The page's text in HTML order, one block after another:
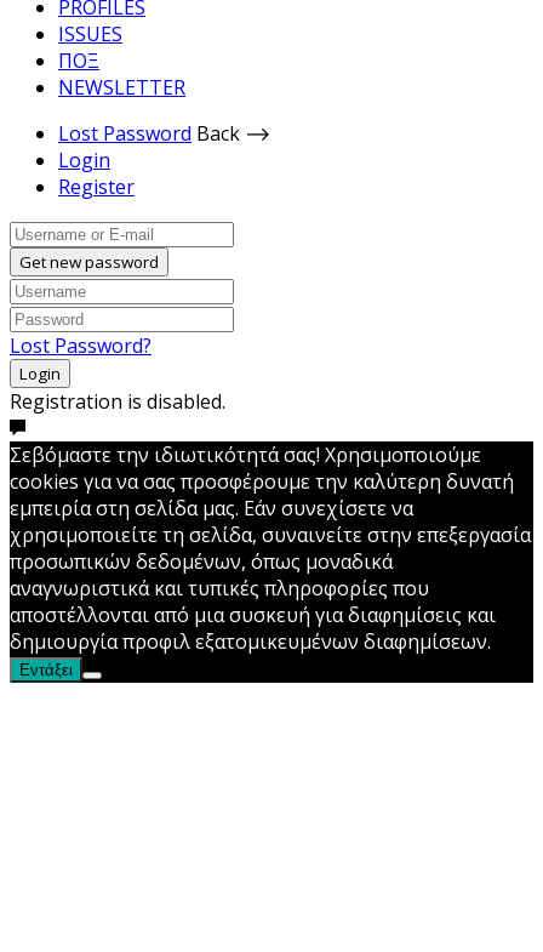
PROFILES
ISSUES
ΠΟΞ
NEWSLETTER
Lost Password Back ⟶
Login
Register
Get new password
Lost Password?
Login
Registration is disabled.
Σεβόμαστε την ιδιωτικότητά σας! Χρησιμοποιούμε
cookies για να σας προσφέρουμε την καλύτερη δυνατή
εμπειρία στη σελίδα μας. Εάν συνεχίσετε να
χρησιμοποιείτε τη σελίδα, συναινείτε στην επεξεργασία
προσωπικών δεδομένων, όπως μοναδικά
αναγνωριστικά και τυπικές πληροφορίες που
αποστέλλονται από μια συσκευή για διαφημίσεις και
δημιουργία προφιλ εξατομικευμένων διαφημίσεων.
Εντάξει